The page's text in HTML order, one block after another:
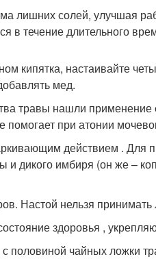
лишних солей, улучшая
в течение длительного
кипятка, настаивайте
мед.
травы нашли
при атонии
действием . Для
дикого имбиря (он же –
Настой нельзя
здоровья ,
половиной чайных ложки